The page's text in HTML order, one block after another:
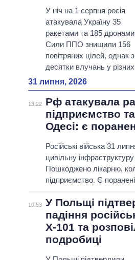
У ніч на 1 серпня росія
атакувала Україну 35
ракетами та 185
Сили ППО знищили 156
повітряних цілей, однак
десятки влучань у різних
31 липня, 2026
13:22
Рф атакувала
підприємство
Одесі: є
Російські війська 31
цивільну
Пошкоджено лікарню,
підприємство. Є
10:53 У Польщі
падіння
Х-101 та
подробиці